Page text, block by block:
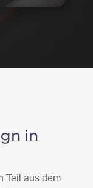
in
Teil aus dem